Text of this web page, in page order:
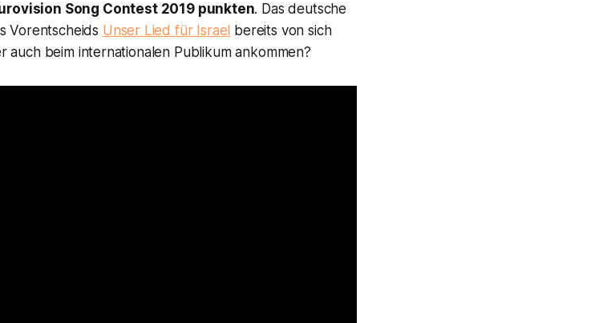
Song Contest 2019punkten. Das deutsche
Vorentscheids Unser Lied für Israel bereits von sich
beim internationalen Publikum ankommen?